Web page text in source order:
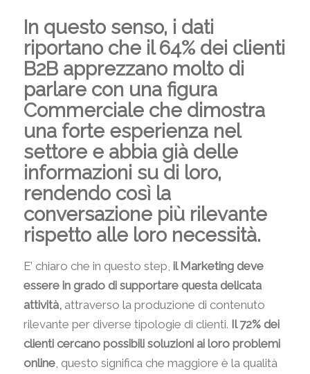
In questo senso, i dati
riportano che il 64% dei clienti
B2B apprezzano molto di
parlare con una figura
Commerciale che dimostra
una forte esperienza nel
settore e abbia già delle
informazioni su di loro,
rendendo così la
conversazione più rilevante
rispetto alle loro necessità.
E’ chiaro che in questo step, il Marketing deve
essere in grado di supportare questa delicata
attività,attraverso la produzione di contenuto
rilevante per diverse tipologie di clienti. Il 72% dei
clienti cercano possibili soluzioni ai loro problemi
online, questo significa che maggiore è la qualità